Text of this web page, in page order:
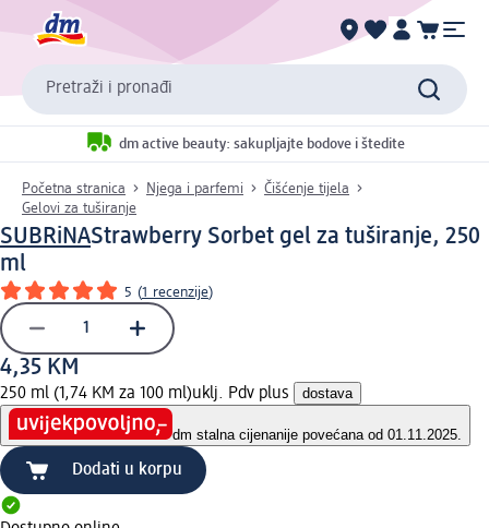
Pretraži i pronađi
dm active beauty: sakupljajte bodove i štedite
Početna stranica Njega i parfemi
Čišćenje tijela
Gelovi za tuširanje
SUBRiNAStrawberry Sorbet gel za tuširanje, 250
ml
5 (1 recenzije)
4,35 KM
250 ml (1,74 KM za 100 ml)uklj. Pdv plus dostava
dm stalna cijenanije povećana od 01.11.2025.
Dodati u korpu